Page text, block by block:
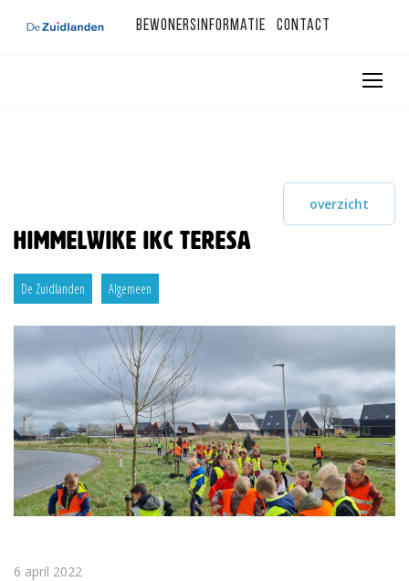
Bewonersinformatie Contact
overzicht
Himmelwike IKC Teresa
De Zuidlanden Algemeen
6 april 2022